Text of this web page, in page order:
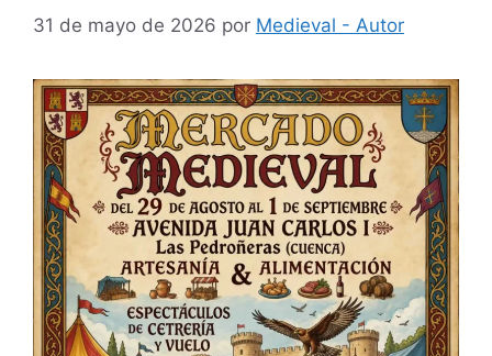
31 de mayo de 2026 por Medieval - Autor